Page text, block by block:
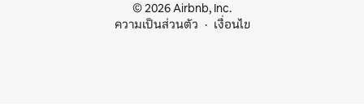
© 2026 Airbnb, Inc.
ความเป็นส่วนตัว
เงื่อนไข